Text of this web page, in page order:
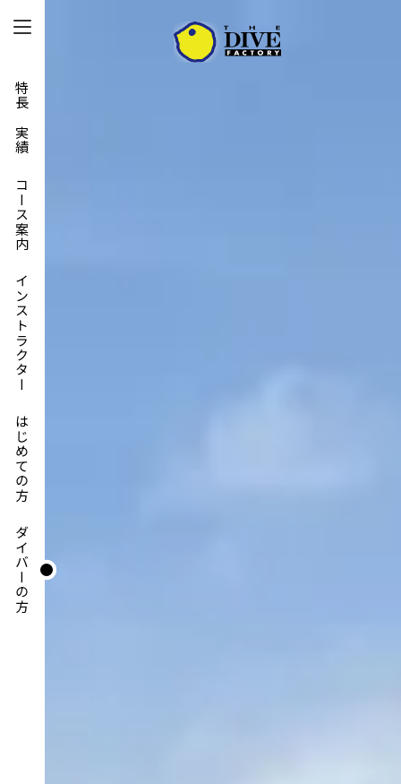
特長と実績
コース案内
インストラクター
はじめての方
ダイバーの方